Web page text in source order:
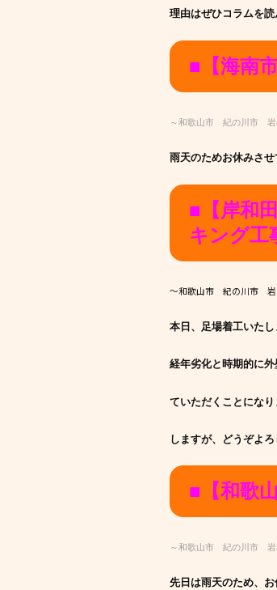
理由はぜひコラムを
■【海南
～和歌山市 紀の川市
雨天のためお休みさ
■【岸和
キング工
～和歌山市 紀の川市
本日、足場着工いたし
経年劣化と時期的に
ていただくことにな
しますが、どうぞよ
■【和歌
～和歌山市 紀の川市
先日は雨天のため、